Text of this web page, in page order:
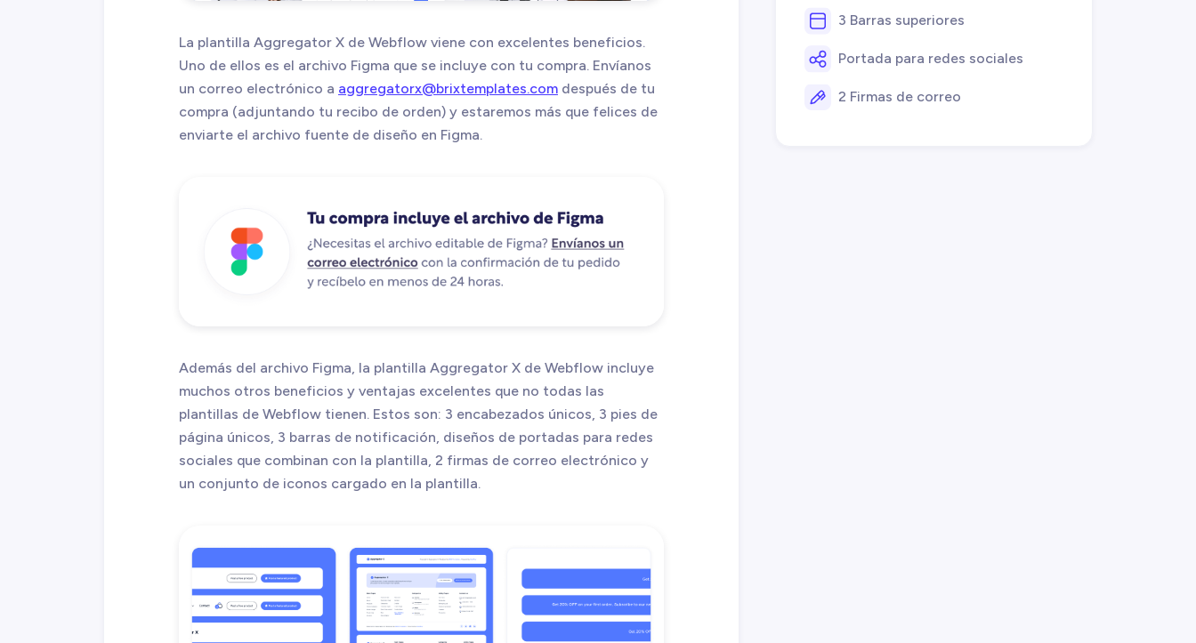
La plantilla Aggregator X de Webflow viene con excelentes beneficios.
Uno de ellos es el archivo Figma que se incluye con tu compra. Envíanos
un correo electrónico a aggregatorx@brixtemplates.com después de tu
compra (adjuntando tu recibo de orden) y estaremos más que felices de
enviarte el archivo fuente de diseño en Figma.
Además del archivo Figma, la plantilla Aggregator X de Webflow incluye
muchos otros beneficios y ventajas excelentes que no todas las
plantillas de Webflow tienen. Estos son: 3 encabezados únicos, 3 pies de
página únicos, 3 barras de notificación, diseños de portadas para redes
sociales que combinan con la plantilla, 2 firmas de correo electrónico y
un conjunto de iconos cargado en la plantilla.
3 Barras superiores
Portada para redes sociales
2 Firmas de correo